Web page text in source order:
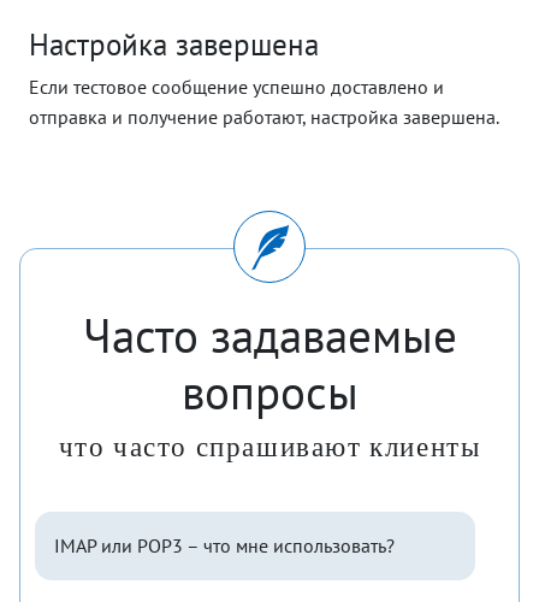
Настройка завершена
Если тестовое сообщение успешно доставлено и
отправка и получение работают, настройка завершена.
Часто задаваемые
вопросы
что часто спрашивают клиенты
IMAP или POP3 – что мне использовать?